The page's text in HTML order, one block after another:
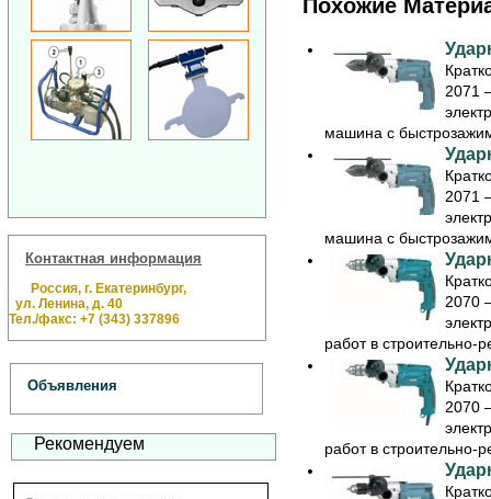
Контактная информация
Россия, г. Екатеринбург,
ул. Ленина, д. 40
Тел./факс: +7 (343) 337896
Объявления
Рекомендуем
Похожие
2071
машина с
2071
машина с
2070
работ в строительно-
2070
работ в строительно-